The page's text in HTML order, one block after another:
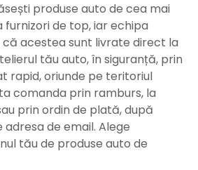
produse auto de cea mai
furnizori de top, iar echipa
acestea sunt livrate direct la
tău auto, în siguranță, prin
rapid, oriunde pe teritoriul
comanda prin ramburs, la
prin ordin de plată, după
de email. Alege
tău de produse auto de